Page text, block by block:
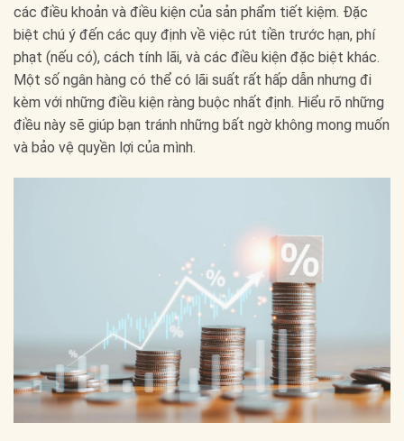
các điều khoản và điều kiện của sản phẩm tiết kiệm. Đặc
biệt chú ý đến các quy định về việc rút tiền trước hạn, phí
phạt (nếu có), cách tính lãi, và các điều kiện đặc biệt khác.
Một số ngân hàng có thể có lãi suất rất hấp dẫn nhưng đi
kèm với những điều kiện ràng buộc nhất định. Hiểu rõ những
điều này sẽ giúp bạn tránh những bất ngờ không mong muốn
và bảo vệ quyền lợi của mình.